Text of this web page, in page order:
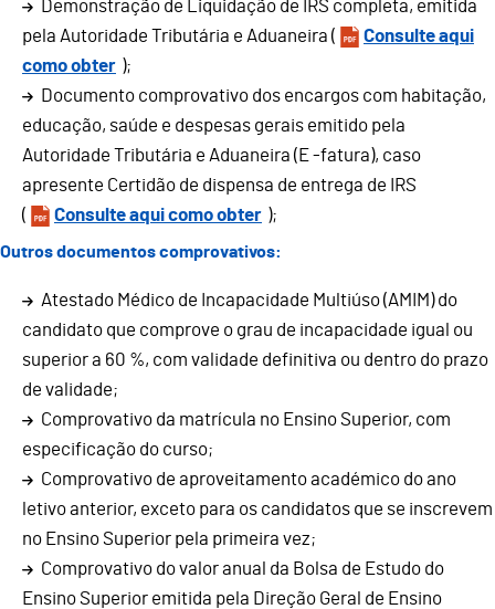
Demonstração de Liquidação de IRS completa, emitida
pela Autoridade Tributária e Aduaneira (
Consulte aqui
como obter );
Documento comprovativo dos encargos com habitação,
educação, saúde e despesas gerais emitido pela
Autoridade Tributária e Aduaneira (E -fatura), caso
apresente Certidão de dispensa de entrega de IRS
(
Consulte aqui como obter );
Outros documentos comprovativos:
Atestado Médico de Incapacidade Multiúso (AMIM) do
candidato que comprove o grau de incapacidade igual ou
superior a 60 %, com validade definitiva ou dentro do prazo
de validade;
Comprovativo da matrícula no Ensino Superior, com
especificação do curso;
Comprovativo de aproveitamento académico do ano
letivo anterior, exceto para os candidatos que se inscrevem
no Ensino Superior pela primeira vez;
Comprovativo do valor anual da Bolsa de Estudo do
Ensino Superior emitida pela Direção Geral de Ensino